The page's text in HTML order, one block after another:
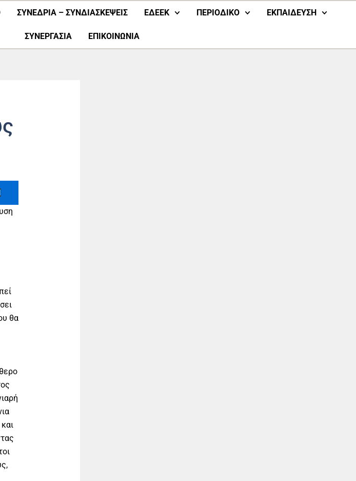
ΣΥΝΕΔΡΙΑ – ΣΥΝΔΙΑΣΚΕΨΕΙΣ ΕΔΕΕΚ ΠΕΡΙΟΔΙΚΟ ΕΚΠΑΙΔΕΥΣΗ
ΣΥΝΕΡΓΑΣΊΑ ΕΠΙΚΟΙΝΩΝΙΑ
θα